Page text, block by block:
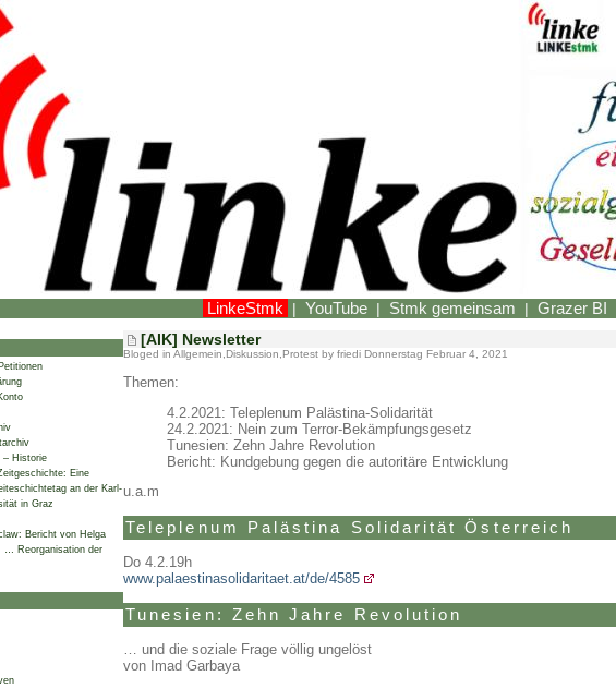
LinkeStmk | YouTube | Stmk gemeinsam | Grazer BI
– Historie
Eine
an der Karl-
in Graz
Bericht von Helga
… Reorganisation der
[AIK] Newsletter
Bloged in Allgemein Diskussion Protest by friedi Donnerstag Februar 4, 2021
Themen:
4.2.2021: Teleplenum Palästina-Solidarität
24.2.2021: Nein zum Terror-Bekämpfungsgesetz
Tunesien: Zehn Jahre Revolution
Bericht: Kundgebung gegen die autoritäre Entwicklung
u.a.m
Teleplenum Palästina Solidarität Österreich
Do 4.2.19h
www.palaestinasolidaritaet.at/de/4585
Tunesien: Zehn Jahre Revolution
… und die soziale Frage völlig ungelöst
von Imad Garbaya